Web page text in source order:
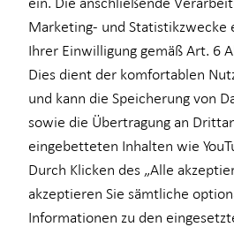
Baufinanzierung
Kapitalanlage Immobilien
für Unternehmen
Private Krankenvorsorge
Einkommenssicherung
Inflationsbegegnung
Geschäftsinhaltsversicherung
Cyberversicherung
D&O Versicherung
Marketing- und Statistikzwecke
Ihrer Einwilligung gemäß Art. 6
Dies dient der komfortablen
und kann die Speicherung von
sowie die Übertragung an
eingebetteten Inhalten wie
Durch Klicken des „Alle
akzeptieren Sie sämtliche
Informationen zu den